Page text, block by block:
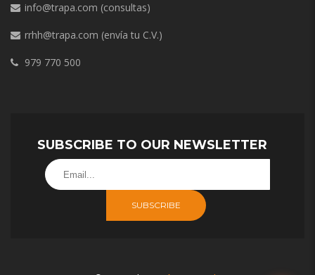
info@trapa.com (consultas)
rrhh@trapa.com (envía tu C.V.)
979 770 500
SUBSCRIBE TO OUR NEWSLETTER
SUBSCRIBE